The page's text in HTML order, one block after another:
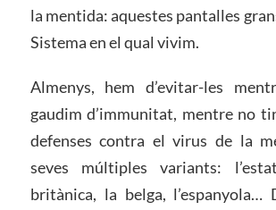
la mentida: aquestes pantalles
Sistema en el qual vivim.
Almenys, hem d’evitar-les
gaudim d’immunitat, mentre no
defenses contra el virus de la
seves múltiples variants:
britànica, la belga, l’espanyola…